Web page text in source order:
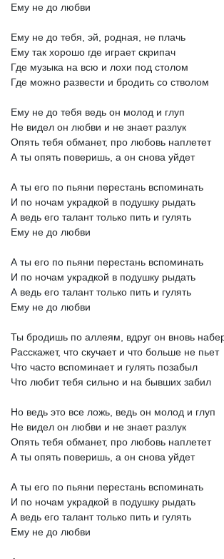
Ему не до любви
Ему не до тебя, эй, родная, не плачь
Ему так хорошо где играет скрипач
Где музыка на всю и лохи под столом
Где можно развести и бродить со стволом
Ему не до тебя ведь он молод и глуп
Не видел он любви и не знает разлук
Опять тебя обманет, про любовь наплетет
А ты опять поверишь, а он снова уйдет
А ты его по пьяни перестань вспоминать
И по ночам украдкой в подушку рыдать
А ведь его талант только пить и гулять
Ему не до любви
А ты его по пьяни перестань вспоминать
И по ночам украдкой в подушку рыдать
А ведь его талант только пить и гулять
Ему не до любви
Ты бродишь по аллеям, вдруг он вновь
Расскажет, что скучает и что больше не пьет
Что часто вспоминает и гулять позабыл
Что любит тебя сильно и на бывших забил
Но ведь это все ложь, ведь он молод и глуп
Не видел он любви и не знает разлук
Опять тебя обманет, про любовь наплетет
А ты опять поверишь, а он снова уйдет
А ты его по пьяни перестань вспоминать
И по ночам украдкой в подушку рыдать
А ведь его талант только пить и гулять
Ему не до любви